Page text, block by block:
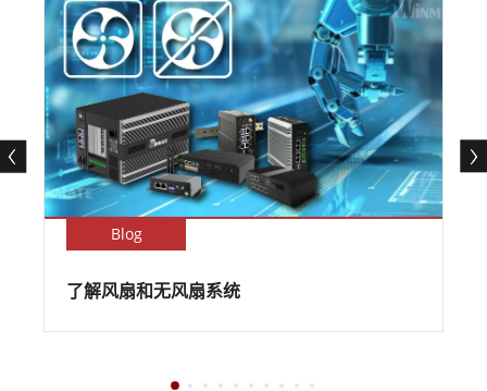
Blog
了解风扇和无风扇系统